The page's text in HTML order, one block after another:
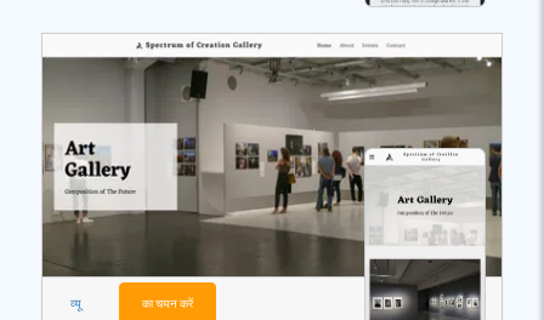
व्यू का चयन करें